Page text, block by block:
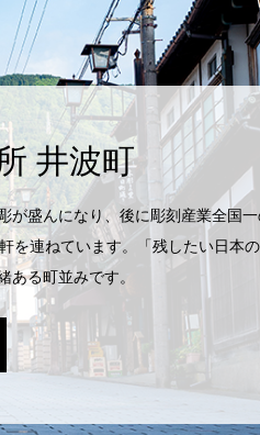
井波町
盛んになり、後に彫刻産業全国
を連ねています。「残したい日本
ある町並みです。